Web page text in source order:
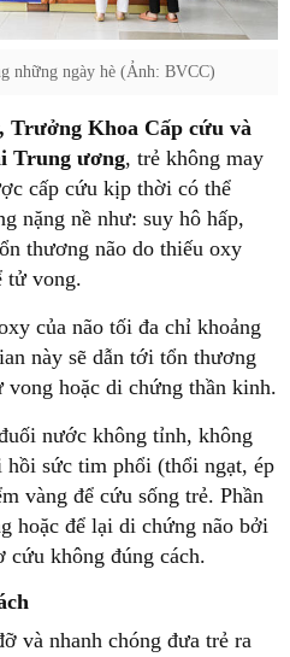
những ngày hè (Ảnh: BVCC)
Trưởng Khoa Cấp cứu và
Trung ương, trẻ không may
cấp cứu kịp thời có thể
nặng nề như: suy hô hấp,
thương não do thiếu oxy
tử vong.
của não tối đa chỉ khoảng
này sẽ dẫn tới tổn thương
hoặc di chứng thần kinh.
nước không tỉnh, không
sức tim phổi (thổi ngạt, ép
vàng để cứu sống trẻ. Phần
hoặc để lại di chứng não bởi
cứu không đúng cách.
và nhanh chóng đưa trẻ ra